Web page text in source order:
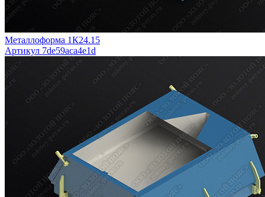
Металлоформа 1К24.15
Артикул 7de59aca4e1d